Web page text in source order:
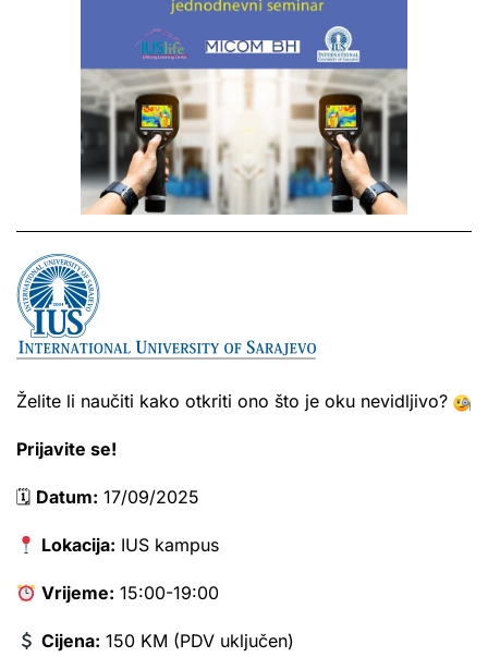
Želite li naučiti kako otkriti ono što je oku nevidljivo?
Prijavite se!
🗓 Datum: 17/09/2025
Lokacija: IUS kampus
Vrijeme: 15:00-19:00
Cijena: 150 KM (PDV uključen)